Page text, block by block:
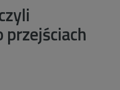
przejściach